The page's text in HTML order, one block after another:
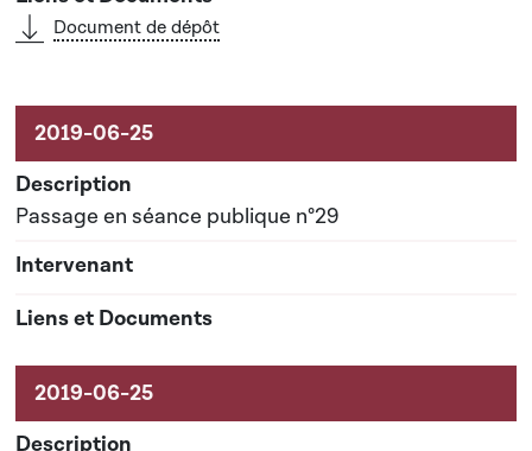
Document de dépôt
Passage en séance publique n°29